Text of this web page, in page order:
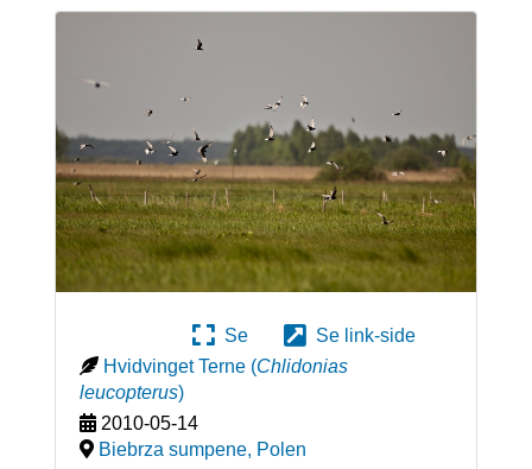
Se
Se link-side
Hvidvinget Terne (Chlidonias
leucopterus)
2010-05-14
Biebrza sumpene, Polen